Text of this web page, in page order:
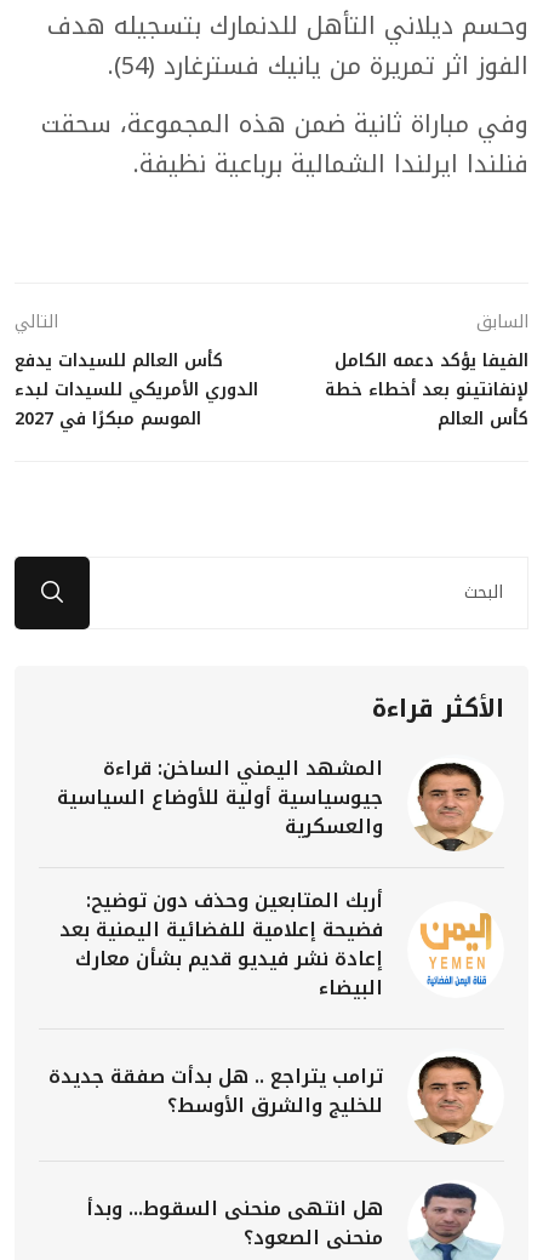
وحسم ديلاني التأهل للدنمارك بتسجيله هدف
الفوز اثر تمريرة من يانيك فسترغارد (54).
وفي مباراة ثانية ضمن هذه المجموعة، سحقت
فنلندا ايرلندا الشمالية برباعية نظيفة.
السابق
الفيفا يؤكد دعمه الكامل
لإنفانتينو بعد أخطاء خطة
كأس العالم
التالي
كأس العالم للسيدات يدفع
الدوري الأمريكي للسيدات لبدء
الموسم مبكرًا في 2027
الأكثر قراءة
المشهد اليمني الساخن: قراءة
جيوسياسية أولية للأوضاع السياسية
والعسكرية
أربك المتابعين وحذف دون توضيح:
فضيحة إعلامية للفضائية اليمنية بعد
إعادة نشر فيديو قديم بشأن معارك
البيضاء
ترامب يتراجع .. هل بدأت صفقة جديدة
للخليج والشرق الأوسط؟
هل انتهى منحنى السقوط... وبدأ
منحنى الصعود؟